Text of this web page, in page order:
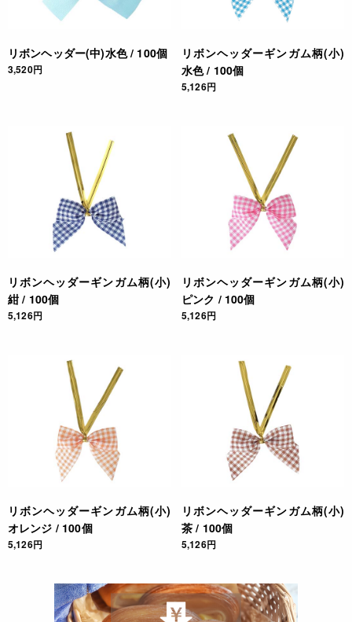
リボンヘッダー(中)水色 / 100個
3,520円
リボンヘッダーギンガム柄(小)
水色 / 100個
5,126円
リボンヘッダーギンガム柄(小)
紺 / 100個
5,126円
リボンヘッダーギンガム柄(小)
ピンク / 100個
5,126円
リボンヘッダーギンガム柄(小)
オレンジ / 100個
5,126円
リボンヘッダーギンガム柄(小)
茶 / 100個
5,126円